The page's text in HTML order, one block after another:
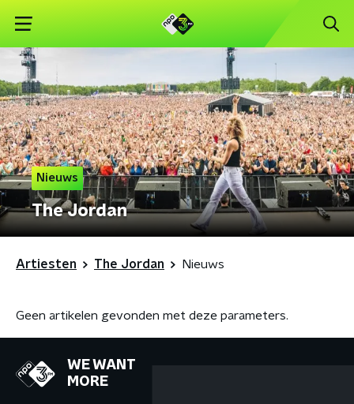
Nieuws
The Jordan
Artiesten The Jordan Nieuws
Geen artikelen gevonden met deze parameters.
WE WANT
MORE